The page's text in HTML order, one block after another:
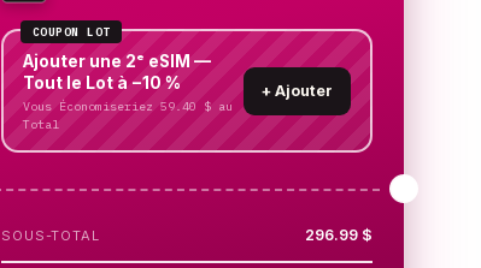
COUPON LOT
Ajouter une 2ᵉ eSIM —
Tout le Lot à −10 %
Vous Économiseriez 59.40 $ au
Total
+ Ajouter
SOUS-TOTAL 296.99 $